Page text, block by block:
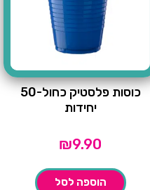
כוסות פלסטיק כחול-50
יחידות
₪9.90
הוספה לסל